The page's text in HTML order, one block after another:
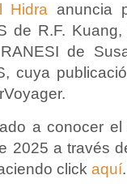
Hidra anuncia
de R.F.
de
, cuya
a conocer el
2025 a través
click aquí.